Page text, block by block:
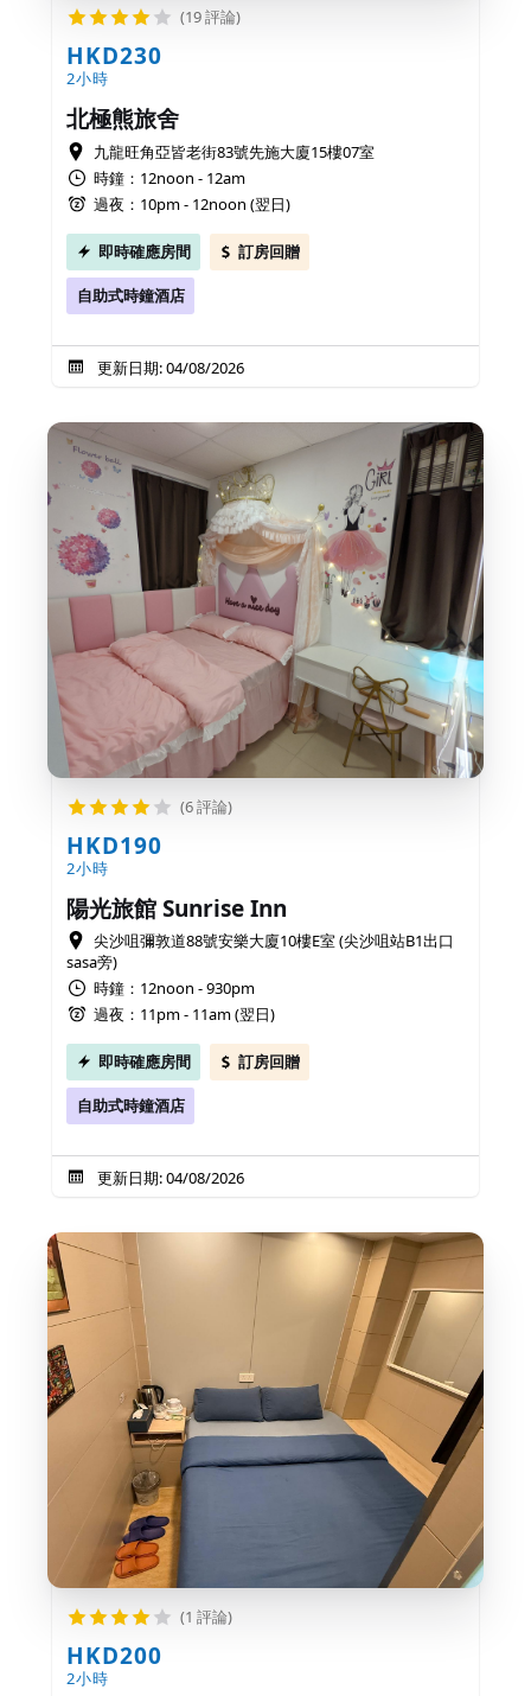
(19 評論)
HKD230
2小時
北極熊旅舍
九龍旺角亞皆老街83號先施大廈15樓07室
時鐘：12noon - 12am
過夜：10pm - 12noon (翌日)
即時確應房間 訂房回贈
自助式時鐘酒店
更新日期: 04/08/2026
(6 評論)
HKD190
2小時
陽光旅館 Sunrise Inn
尖沙咀彌敦道88號安樂大廈10樓E室 (尖沙咀站B1出口
sasa旁)
時鐘：12noon - 930pm
過夜：11pm - 11am (翌日)
即時確應房間 訂房回贈
自助式時鐘酒店
更新日期: 04/08/2026
(1 評論)
HKD200
2小時